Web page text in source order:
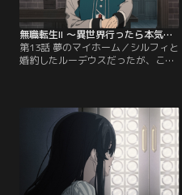
無職転生II ～異世界行ったら本気だす～（第2クール） 第13話
第13話 夢のマイホーム／シルフィと
婚約したルーデウスだったが、この
スは、不動産屋で大きいわりに安い
物件を紹介される。そこは呪いによ
り訪れる者が謎の死を遂げる、ワケ
あり物件だというが…。【提供：バ
ンダイチャンネル】